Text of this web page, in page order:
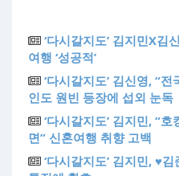
‘다시갈지도’ 김지민X김
여행 ‘성공적’
‘다시갈지도’ 김신영, “
인도 원빈 등장에 섭외 눈독
‘다시갈지도’ 김지민, “
면” 신혼여행 취향 고백
‘다시갈지도’ 김지민, ♥